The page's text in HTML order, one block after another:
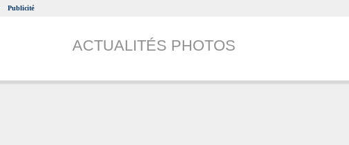
Publicité
ACTUALITÉS PHOTOS